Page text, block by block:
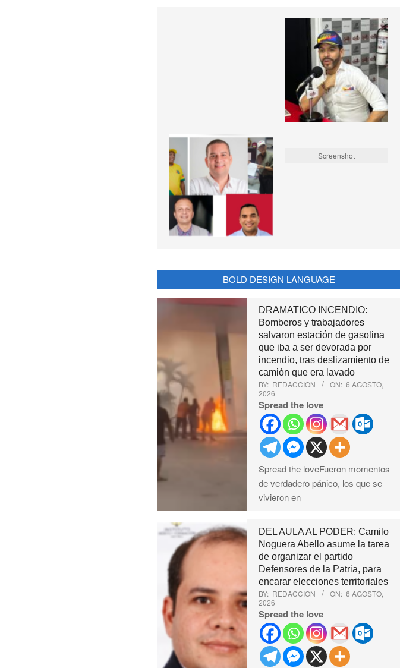
Screenshot
BOLD DESIGN LANGUAGE
DRAMATICO INCENDIO:
Bomberos y trabajadores
salvaron estación de gasolina
que iba a ser devorada por
incendio, tras deslizamiento de
camión que era lavado
BY: REDACCION ON: 6 AGOSTO,
2026
Spread the love
Spread the loveFueron momentos
de verdadero pánico, los que se
vivieron en
DEL AULA AL PODER: Camilo
Noguera Abello asume la tarea
de organizar el partido
Defensores de la Patria, para
encarar elecciones territoriales
BY: REDACCION ON: 6 AGOSTO,
2026
Spread the love